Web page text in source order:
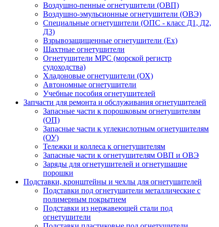
Воздушно-пенные огнетушители (ОВП)
Воздушно-эмульсионные огнетушители (ОВЭ)
Специальные огнетушители (ОПС - класс Д1, Д2,
Д3)
Взрывозащищенные огнетушители (Ex)
Шахтные огнетушители
Огнетушители МРС (морской регистр
судоходства)
Хладоновые огнетушители (ОХ)
Автономные огнетушители
Учебные пособия огнетушителей
Запчасти для ремонта и обслуживания огнетушителей
Запасные части к порошковым огнетушителям
(ОП)
Запасные части к углекислотным огнетушителям
(ОУ)
Тележки и коллеса к огнетушителям
Запасные части к огнетушителям ОВП и ОВЭ
Заряды для огнетушителей и огнетушащие
порошки
Подставки, кронштейны и чехлы для огнетушителей
Подставки под огнетушители металлические с
полимерным покрытием
Подставки из нержавеющей стали под
огнетушители